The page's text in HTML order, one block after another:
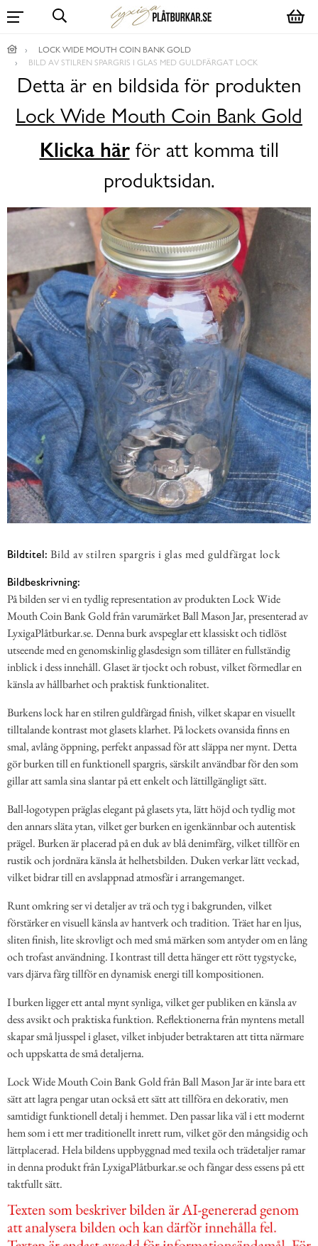
LOCK WIDE MOUTH COIN BANK GOLD
BILD AV STILREN SPARGRIS I GLAS MED GULDFÄRGAT LOCK
Detta är en bildsida för produkten
Lock Wide Mouth Coin Bank Gold
Klicka härför att komma till
produktsidan.
Bildtitel: Bild av stilren spargris i glas med guldfärgat lock
Bildbeskrivning:
På bilden ser vi en tydlig representation av produkten Lock Wide
Mouth Coin Bank Gold från varumärket Ball Mason Jar, presenterad av
LyxigaPlåtburkar.se. Denna burk avspeglar ett klassiskt och tidlöst
utseende med en genomskinlig glasdesign som tillåter en fullständig
inblick i dess innehåll. Glaset är tjockt och robust, vilket förmedlar en
känsla av hållbarhet och praktisk funktionalitet.
Burkens lock har en stilren guldfärgad finish, vilket skapar en visuellt
tilltalande kontrast mot glasets klarhet. På lockets ovansida finns en
smal, avlång öppning, perfekt anpassad för att släppa ner mynt. Detta
gör burken till en funktionell spargris, särskilt användbar för den som
gillar att samla sina slantar på ett enkelt och lättillgängligt sätt.
Ball-logotypen präglas elegant på glasets yta, lätt höjd och tydlig mot
den annars släta ytan, vilket ger burken en igenkännbar och autentisk
prägel. Burken är placerad på en duk av blå denimfärg, vilket tillför en
rustik och jordnära känsla åt helhetsbilden. Duken verkar lätt veckad,
vilket bidrar till en avslappnad atmosfär i arrangemanget.
Runt omkring ser vi detaljer av trä och tyg i bakgrunden, vilket
förstärker en visuell känsla av hantverk och tradition. Träet har en ljus,
sliten finish, lite skrovligt och med små märken som antyder om en lång
och trofast användning. I kontrast till detta hänger ett rött tygstycke,
vars djärva färg tillför en dynamisk energi till kompositionen.
I burken ligger ett antal mynt synliga, vilket ger publiken en känsla av
dess avsikt och praktiska funktion. Reflektionerna från myntens metall
skapar små ljusspel i glaset, vilket inbjuder betraktaren att titta närmare
och uppskatta de små detaljerna.
Lock Wide Mouth Coin Bank Gold från Ball Mason Jar är inte bara ett
sätt att lagra pengar utan också ett sätt att tillföra en dekorativ, men
samtidigt funktionell detalj i hemmet. Den passar lika väl i ett modernt
hem som i ett mer traditionellt inrett rum, vilket gör den mångsidig och
lättplacerad. Hela bildens uppbyggnad med texila och trädetaljer ramar
in denna produkt från LyxigaPlåtburkar.se och fångar dess essens på ett
taktfullt sätt.